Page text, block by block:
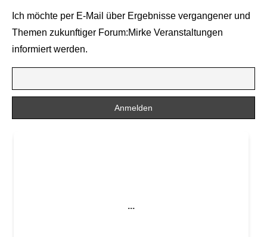
Ich möchte per E-Mail über Ergebnisse vergangener und
Themen zukunftiger Forum:Mirke Veranstaltungen
informiert werden.